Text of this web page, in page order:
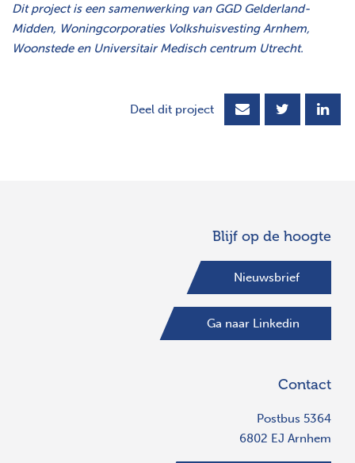
Dit project is een samenwerking van GGD Gelderland-
Midden, Woningcorporaties Volkshuisvesting Arnhem,
Woonstede en Universitair Medisch centrum Utrecht.
Deel dit project
Blijf op de hoogte
Nieuwsbrief
Ga naar Linkedin
Contact
Postbus 5364
6802 EJ Arnhem